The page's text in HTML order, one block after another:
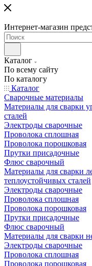
Интернет-магазин
Каталог
По всему сайту
По каталогу
Каталог
Сварочные материалы
Материалы для сварки
сталей
Электроды сварочные
Проволока сплошная
Проволока порошковая
Прутки присадочные
Флюс сварочный
Материалы для сварки
теплоустойчивых сталей
Электроды сварочные
Проволока сплошная
Проволока порошковая
Прутки присадочные
Флюс сварочный
Материалы для сварки
Электроды сварочные
Проволока сплошная
Проволока порошковая